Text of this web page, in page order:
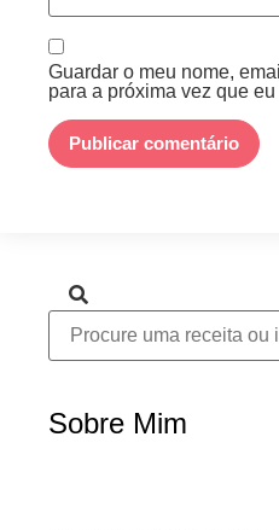
Guardar o meu nome,
para a próxima vez que eu
Sobre Mim